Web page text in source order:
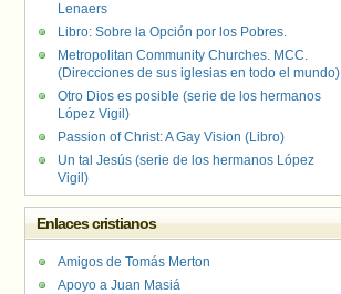
Lenaers
Libro: Sobre la Opción por los Pobres.
Metropolitan Community Churches. MCC.
(Direcciones de sus iglesias en todo el mundo)
Otro Dios es posible (serie de los hermanos
López Vigil)
Passion of Christ: A Gay Vision (Libro)
Un tal Jesús (serie de los hermanos López
Vigil)
Enlaces cristianos
Amigos de Tomás Merton
Apoyo a Juan Masiá